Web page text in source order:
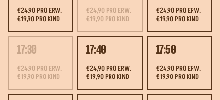
€24,90 PRO ERW.
€19,90 PRO KIND
€24,90 PRO ERW.
€19,90 PRO KIND
€24,90 PRO ERW.
€19,90 PRO KIND
17:30
€24,90 PRO ERW.
€19,90 PRO KIND
17:40
€24,90 PRO ERW.
€19,90 PRO KIND
17:50
€24,90 PRO ERW.
€19,90 PRO KIND